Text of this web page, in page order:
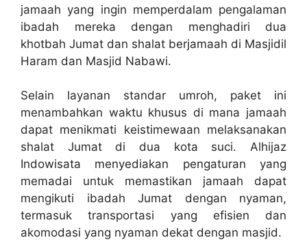
jamaah yang ingin memperdalam pengalaman
ibadah mereka dengan menghadiri dua
khotbah Jumat dan shalat berjamaah di Masjidil
Haram dan Masjid Nabawi.
Selain layanan standar umroh, paket ini
menambahkan waktu khusus di mana jamaah
dapat menikmati keistimewaan melaksanakan
shalat Jumat di dua kota suci. Alhijaz
Indowisata menyediakan pengaturan yang
memadai untuk memastikan jamaah dapat
mengikuti ibadah Jumat dengan nyaman,
termasuk transportasi yang efisien dan
akomodasi yang nyaman dekat dengan masjid.